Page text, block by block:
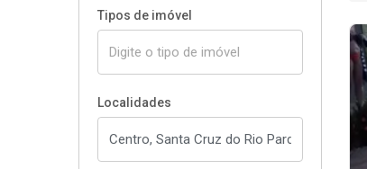
Tipos de imóvel
Localidades